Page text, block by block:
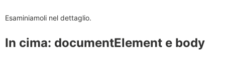
Esaminiamoli nel dettaglio.
In cima: documentElement e body